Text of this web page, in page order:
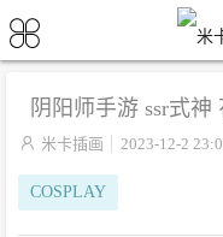
阴阳师手游 ssr式神
 米卡插画 2023-12-2
COSPLAY